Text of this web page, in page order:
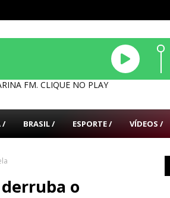
FM. CLIQUE NO PLAY
/ BRASIL / ESPORTE / VÍDEOS /
o